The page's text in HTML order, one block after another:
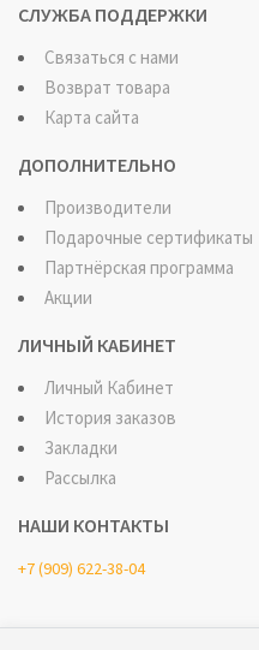
СЛУЖБА ПОДДЕРЖКИ
Связаться с нами
Возврат товара
Карта сайта
ДОПОЛНИТЕЛЬНО
Производители
Подарочные сертификаты
Партнёрская программа
Акции
ЛИЧНЫЙ КАБИНЕТ
Личный Кабинет
История заказов
Закладки
Рассылка
НАШИ КОНТАКТЫ
+7 (909) 622-38-04